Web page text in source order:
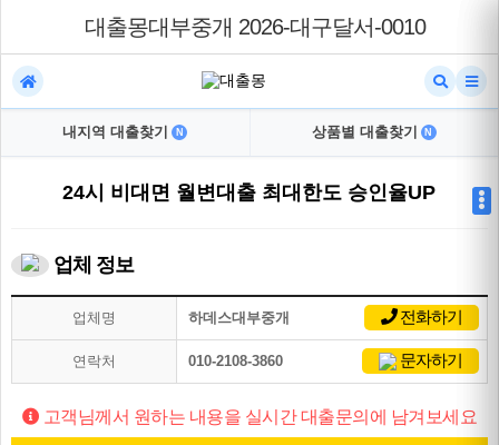
대출몽대부중개 2026-대구달서-0010
내지역 대출찾기 N 상품별 대출찾기 N
24시 비대면 월변대출 최대한도 승인율UP
업체 정보
업체명 하데스대부중개 전화하기
연락처 010-2108-3860 문자하기
고객님께서 원하는 내용을 실시간 대출문의에 남겨보세요